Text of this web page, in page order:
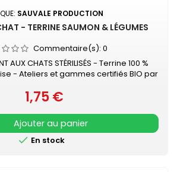
SAUVALE PRODUCTION
- TERRINE SAUMON & LÉGUMES
Commentaire(s): 0
AUX CHATS STÉRILISÉS - Terrine 100 %
- Ateliers et gammes certifiés BIO par
céréales ajoutées Faîtes plaisir à votre
Félichef Bio au saumon et légumes.
animales (90%), cette recette garantit
un repas succulent,...
Prix
1,75 €
Ajouter au panier
 En stock